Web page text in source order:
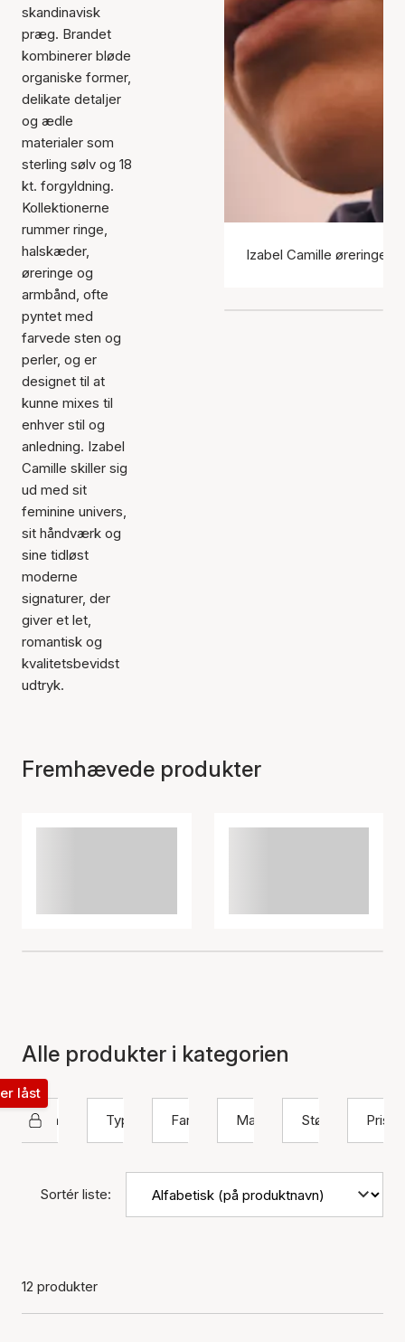
skandinavisk
præg. Brandet
kombinerer bløde
organiske former,
delikate detaljer
og ædle
materialer som
sterling sølv og 18
kt. forgyldning.
Kollektionerne
rummer ringe,
halskæder,
øreringe og
armbånd, ofte
pyntet med
farvede sten og
perler, og er
designet til at
kunne mixes til
enhver stil og
anledning. Izabel
Camille skiller sig
ud med sit
feminine univers,
sit håndværk og
sine tidløst
moderne
signaturer, der
giver et let,
romantisk og
kvalitetsbevidst
udtryk.
Izabel Camille øreringe
Fremhævede produkter
Alle produkter i kategorien
Izabel Camille
låst
Type
Farve Materiale Størrelse Pris
Sortér liste:
12 produkter